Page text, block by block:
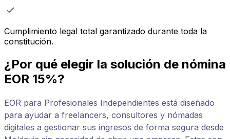
Cumplimiento legal total garantizado durante toda la
constitución.
¿Por qué elegir la solución de nómina
EOR 15%?
EOR para Profesionales Independientes está diseñado
para ayudar a freelancers, consultores y nómadas
digitales a gestionar sus ingresos de forma segura desde